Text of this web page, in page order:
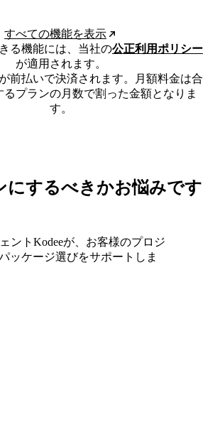
すべての機能を表示
る機能には、当社の公正利用ポリシー
が適用されます。
前払いで決済されます。月額料金は合
プランの月数で割った金額となりま
す。
にするべきかお悩みです
ントKodeeが、お客様のプロジ
ッケージ選びをサポートしま